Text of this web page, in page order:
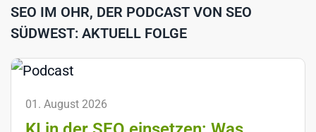
SEO IM OHR, DER PODCAST VON SEO
SÜDWEST: AKTUELL FOLGE
01. August 2026